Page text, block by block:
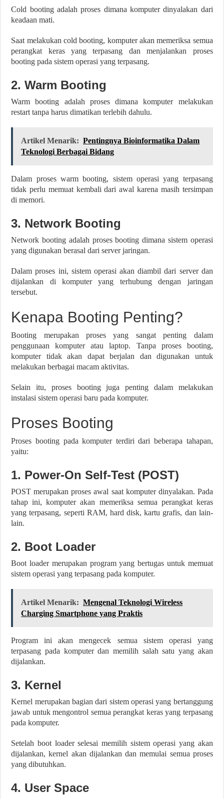
Cold booting adalah proses dimana komputer dinyalakan dari
keadaan mati.
Saat melakukan cold booting, komputer akan memeriksa semua
perangkat keras yang terpasang dan menjalankan proses
booting pada sistem operasi yang terpasang.
2. Warm Booting
Warm booting adalah proses dimana komputer melakukan
restart tanpa harus dimatikan terlebih dahulu.
Artikel Menarik: Pentingnya Bioinformatika Dalam
Teknologi Berbagai Bidang
Dalam proses warm booting, sistem operasi yang terpasang
tidak perlu memuat kembali dari awal karena masih tersimpan
di memori.
3. Network Booting
Network booting adalah proses booting dimana sistem operasi
yang digunakan berasal dari server jaringan.
Dalam proses ini, sistem operasi akan diambil dari server dan
dijalankan di komputer yang terhubung dengan jaringan
tersebut.
Kenapa Booting Penting?
Booting merupakan proses yang sangat penting dalam
penggunaan komputer atau laptop. Tanpa proses booting,
komputer tidak akan dapat berjalan dan digunakan untuk
melakukan berbagai macam aktivitas.
Selain itu, proses booting juga penting dalam melakukan
instalasi sistem operasi baru pada komputer.
Proses Booting
Proses booting pada komputer terdiri dari beberapa tahapan,
yaitu:
1. Power-On Self-Test (POST)
POST merupakan proses awal saat komputer dinyalakan. Pada
tahap ini, komputer akan memeriksa semua perangkat keras
yang terpasang, seperti RAM, hard disk, kartu grafis, dan lain-
lain.
2. Boot Loader
Boot loader merupakan program yang bertugas untuk memuat
sistem operasi yang terpasang pada komputer.
Artikel Menarik: Mengenal Teknologi Wireless
Charging Smartphone yang Praktis
Program ini akan mengecek semua sistem operasi yang
terpasang pada komputer dan memilih salah satu yang akan
dijalankan.
3. Kernel
Kernel merupakan bagian dari sistem operasi yang bertanggung
jawab untuk mengontrol semua perangkat keras yang terpasang
pada komputer.
Setelah boot loader selesai memilih sistem operasi yang akan
dijalankan, kernel akan dijalankan dan memulai semua proses
yang dibutuhkan.
4. User Space